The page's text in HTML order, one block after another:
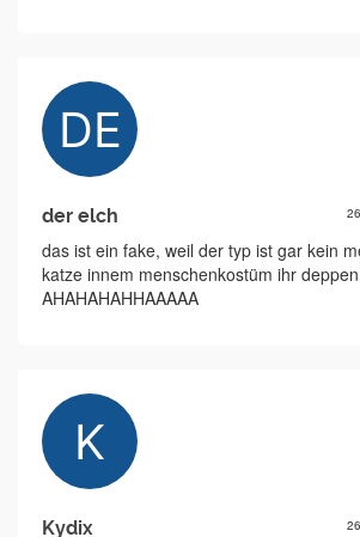
der elch
das ist ein fake, weil der typ ist gar kein
katze innem menschenkostüm ihr
AHAHAHAHHAAAAA
Kydix